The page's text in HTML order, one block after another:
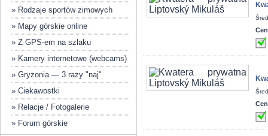
» Rodzaje sportów zimowych
» Mapy górskie online
» Z GPS-em na szlaku
» Kamery internetowe (webcams)
» Gryzonia — 3 razy "naj"
» Ciekawostki
» Relacje / Fotogalerie
» Forum górskie